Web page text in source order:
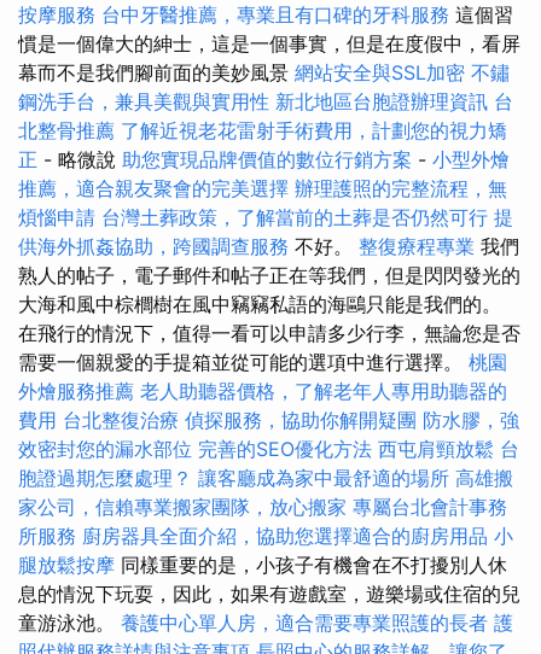
按摩服務 台中牙醫推薦，專業且有口碑的牙科服務 這個習
慣是一個偉大的紳士，這是一個事實，但是在度假中，看屏
幕而不是我們腳前面的美妙風景 網站安全與SSL加密 不鏽
鋼洗手台，兼具美觀與實用性 新北地區台胞證辦理資訊 台
北整骨推薦 了解近視老花雷射手術費用，計劃您的視力矯
正 - 略微說 助您實現品牌價值的數位行銷方案 - 小型外燴
推薦，適合親友聚會的完美選擇 辦理護照的完整流程，無
煩惱申請 台灣土葬政策，了解當前的土葬是否仍然可行 提
供海外抓姦協助，跨國調查服務 不好。 整復療程專業 我們
熟人的帖子，電子郵件和帖子正在等我們，但是閃閃發光的
大海和風中棕櫚樹在風中竊竊私語的海鷗只能是我們的。
在飛行的情況下，值得一看可以申請多少行李，無論您是否
需要一個親愛的手提箱並從可能的選項中進行選擇。 桃園
外燴服務推薦 老人助聽器價格，了解老年人專用助聽器的
費用 台北整復治療 偵探服務，協助你解開疑團 防水膠，強
效密封您的漏水部位 完善的SEO優化方法 西屯肩頸放鬆 台
胞證過期怎麼處理？ 讓客廳成為家中最舒適的場所 高雄搬
家公司，信賴專業搬家團隊，放心搬家 專屬台北會計事務
所服務 廚房器具全面介紹，協助您選擇適合的廚房用品 小
腿放鬆按摩 同樣重要的是，小孩子有機會在不打擾別人休
息的情況下玩耍，因此，如果有遊戲室，遊樂場或住宿的兒
童游泳池。 養護中心單人房，適合需要專業照護的長者 護